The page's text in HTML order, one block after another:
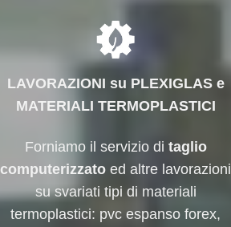
LAVORAZIONI su PLEXIGLAS e
MATERIALI TERMOPLASTICI
Forniamo il servizio di taglio
computerizzato ed altre lavorazioni
su svariati tipi di materiali
termoplastici: pvc espanso forex,